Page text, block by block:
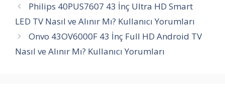
Philips 40PUS7607 43 İnç Ultra HD Smart
LED TV Nasıl ve Alınır Mı? Kullanıcı Yorumları
Onvo 43OV6000F 43 İnç Full HD Android TV
Nasıl ve Alınır Mı? Kullanıcı Yorumları